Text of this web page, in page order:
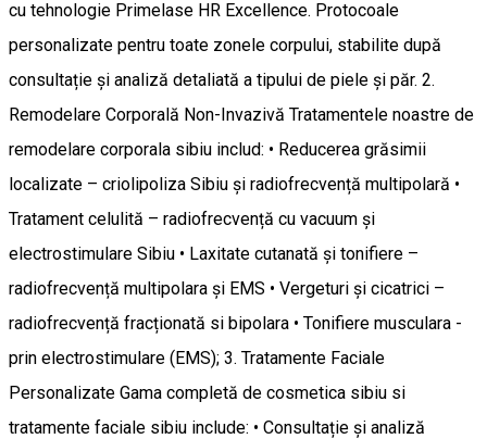
cu tehnologie Primelase HR Excellence. Protocoale
personalizate pentru toate zonele corpului, stabilite după
consultație și analiză detaliată a tipului de piele și păr. 2.
Remodelare Corporală Non-Invazivă Tratamentele noastre de
remodelare corporala sibiu includ: • Reducerea grăsimii
localizate – criolipoliza Sibiu și radiofrecvență multipolară •
Tratament celulită – radiofrecvență cu vacuum și
electrostimulare Sibiu • Laxitate cutanată și tonifiere –
radiofrecvență multipolara și EMS • Vergeturi și cicatrici –
radiofrecvență fracționată si bipolara • Tonifiere musculara -
prin electrostimulare (EMS); 3. Tratamente Faciale
Personalizate Gama completă de cosmetica sibiu si
tratamente faciale sibiu include: • Consultație și analiză